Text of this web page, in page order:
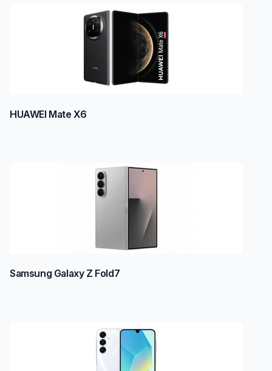
HUAWEI Mate X6
Samsung Galaxy Z Fold7